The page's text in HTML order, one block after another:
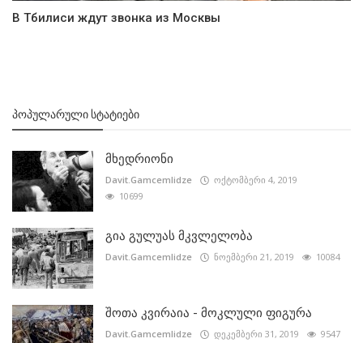
В Тбилиси ждут звонка из Москвы
ᲞᲝᲞᲣᲚᲐᲠᲣᲚᲘ ᲡᲢᲐᲢᲘᲔᲑᲘ
მხედრიონი
Davit.Gamcemlidze
ოქტომბერი 4, 2019
10699
გია გულუას მკვლელობა
Davit.Gamcemlidze ნოემბერი 21, 2019 10084
შოთა კვირაია - მოკლული ფიგურა
Davit.Gamcemlidze დეკემბერი 31, 2019 9547